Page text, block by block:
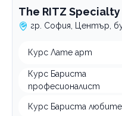
The RITZ
гр. София, Център,
Курс Лате арт
Курс Бариста
професионалист
Курс Бариста